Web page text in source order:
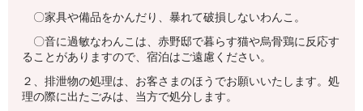
〇家具や備品をかんだり、暴れて破損しないわんこ。
〇音に過敏なわんこは、赤野邸で暮らす猫や烏骨鶏に反応す
ることがありますので、宿泊はご遠慮ください。
２、排泄物の処理は、お客さまのほうでお願いいたします。処
理の際に出たごみは、当方で処分します。